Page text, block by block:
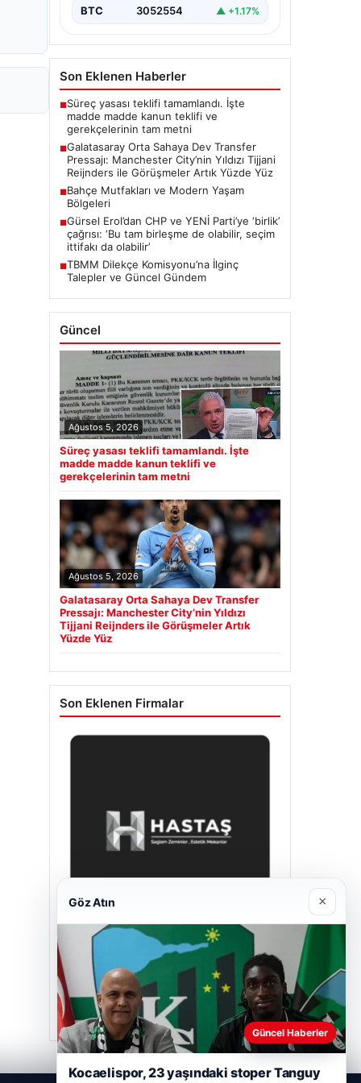
bölgesine güçlü bir takviye yapma…
BTC 3052554 ▲ +1.17%
Son Eklenen Haberler
■Süreç yasası teklifi tamamlandı. İşte
madde madde kanun teklifi ve
gerekçelerinin tam metni
■Galatasaray Orta Sahaya Dev Transfer
Pressajı: Manchester City’nin Yıldızı Tijjani
Reijnders ile Görüşmeler Artık Yüzde Yüz
■Bahçe Mutfakları ve Modern Yaşam
Bölgeleri
■Gürsel Erol’dan CHP ve YENİ Parti’ye ‘birlik’
çağrısı: ‘Bu tam birleşme de olabilir, seçim
ittifakı da olabilir’
■TBMM Dilekçe Komisyonu’na İlginç
Talepler ve Güncel Gündem
Güncel
Ağustos 5, 2026
Süreç yasası teklifi tamamlandı. İşte
madde madde kanun teklifi ve
gerekçelerinin tam metni
Ağustos 5, 2026
Galatasaray Orta Sahaya Dev Transfer
Pressajı: Manchester City’nin Yıldızı
Tijjani Reijnders ile Görüşmeler Artık
Yüzde Yüz
Son Eklenen Firmalar
Enes Kaplan Avukatlık Bürosu
Nisan 28, 2026
Göz Atın ×
Güncel Haberler
Kocaelispor, 23 yaşındaki stoper Tanguy